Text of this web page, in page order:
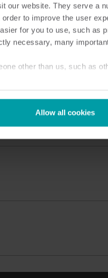
our website. They serve a
to improve the user
for you to use, such as
necessary, many
other than us, such as
.
Allow all cookies
Centre de
ressources pour toutes
dans le centre de